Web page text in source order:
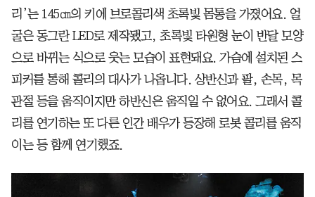
리’는 145㎝의 키에 브로콜리색 초록빛 몸통을 가졌어요. 얼
굴은 동그란 LED로 제작됐고, 초록빛 타원형 눈이 반달 모양
으로 바뀌는 식으로 웃는 모습이 표현돼요. 가슴에 설치된 스
피커를 통해 콜리의 대사가 나옵니다. 상반신과 팔, 손목, 목
관절 등을 움직이지만 하반신은 움직일 수 없어요. 그래서 콜
리를 연기하는 또 다른 인간 배우가 등장해 로봇 콜리를 움직
이는 등 함께 연기했죠.